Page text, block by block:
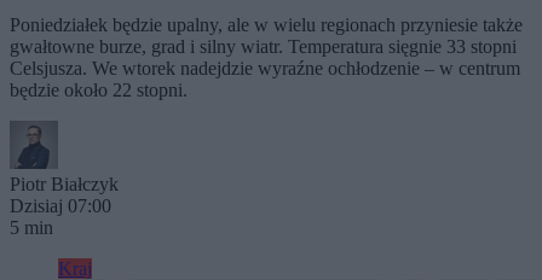
Poniedziałek będzie upalny, ale w wielu regionach przyniesie także
gwałtowne burze, grad i silny wiatr. Temperatura sięgnie 33 stopni
Celsjusza. We wtorek nadejdzie wyraźne ochłodzenie – w centrum
będzie około 22 stopni.
Piotr Białczyk
Dzisiaj 07:00
5 min
Kraj